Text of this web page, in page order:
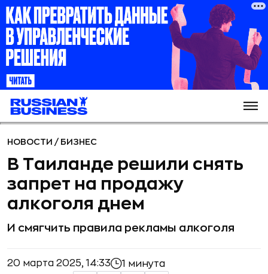
НОВОСТИ / БИЗНЕС
В Таиланде решили снять
запрет на продажу
алкоголя днем
И смягчить правила рекламы алкоголя
20 марта 2025, 14:33 1 минута